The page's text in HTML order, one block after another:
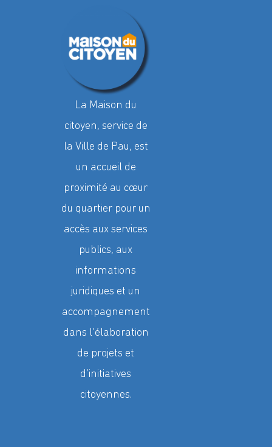
La Maison du
citoyen, service de
la Ville de Pau, est
un accueil de
proximité au cœur
du quartier pour un
accès aux services
publics, aux
informations
juridiques et un
accompagnement
dans l’élaboration
de projets et
d’initiatives
citoyennes.